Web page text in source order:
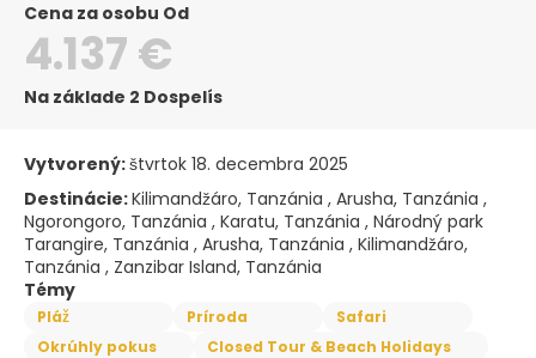
Cena za osobu Od
4.137 €
Na základe 2 Dospelís
Vytvorený:štvrtok 18. decembra 2025
Destinácie:Kilimandžáro, Tanzánia , Arusha, Tanzánia ,
Ngorongoro, Tanzánia , Karatu, Tanzánia , Národný park
Tarangire, Tanzánia , Arusha, Tanzánia , Kilimandžáro,
Tanzánia , Zanzibar Island, Tanzánia
Témy
Pláž Príroda
Safari
Okrúhly pokus
Closed Tour & Beach Holidays